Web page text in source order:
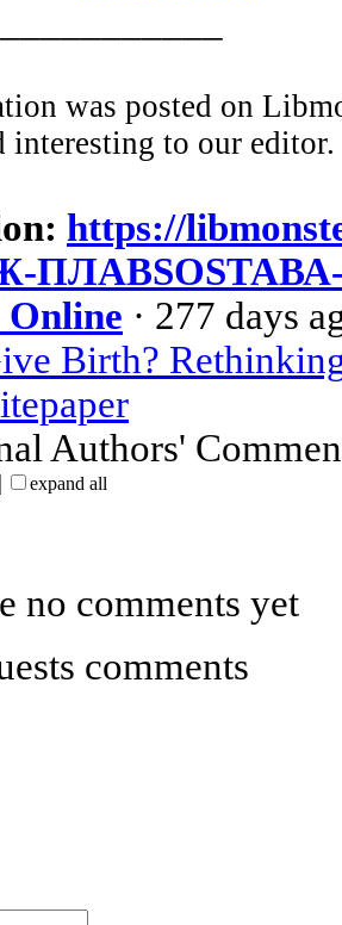
was posted on
interesting to our editor.
https://
Online · 277 days
Birth?
Authors'
expand all
no comments yet
comments